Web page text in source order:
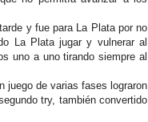
y fue para La Plata por no
La Plata jugar y vulnerar al
uno a uno tirando siempre al
juego de varias fases lograron
try, también convertido